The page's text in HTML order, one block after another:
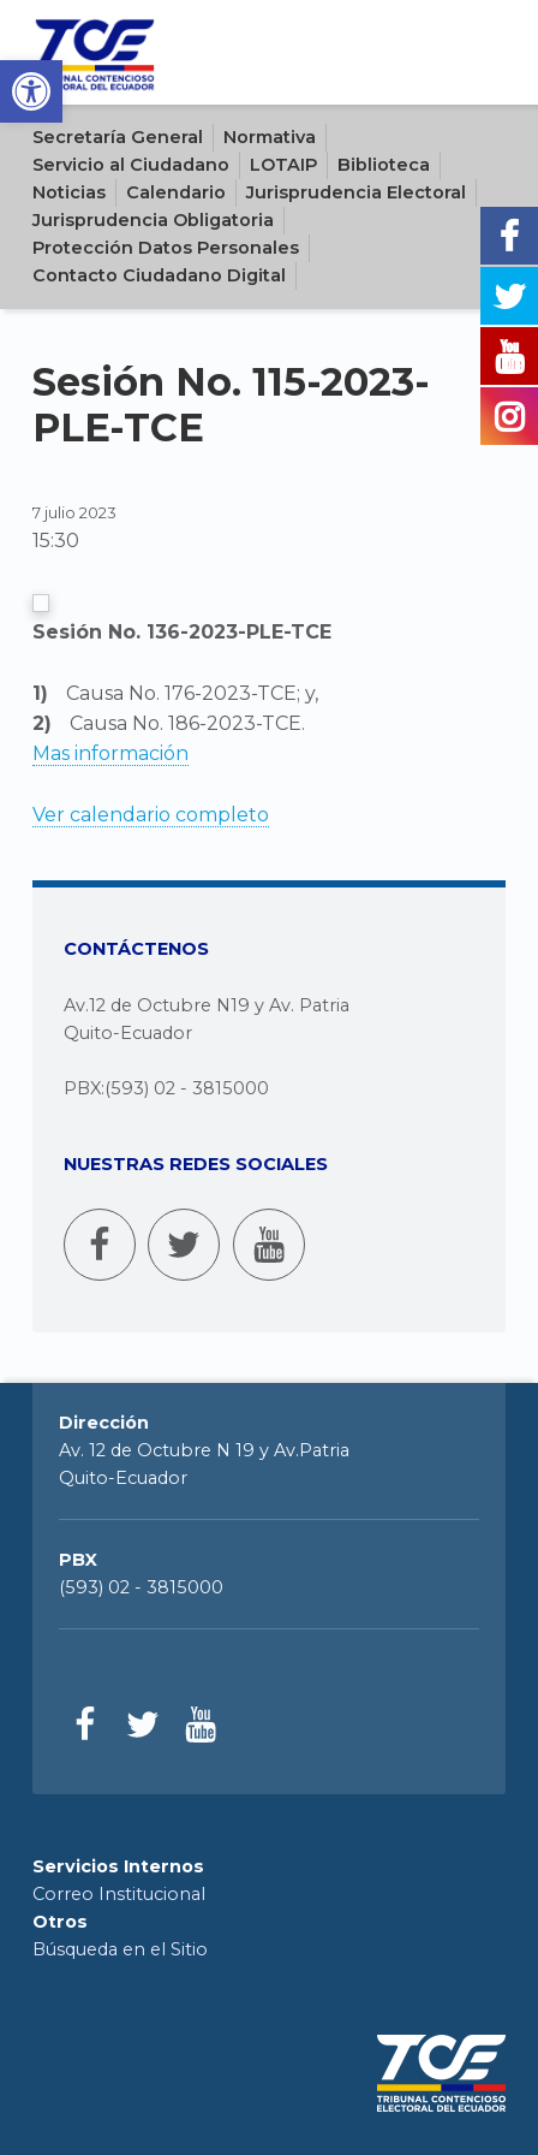
Open toolbar
Sitio oficial del Tribunal Contencioso Electoral del Ecuador
Secretaría General
Normativa
Servicio al Ciudadano
LOTAIP
Biblioteca
Noticias
Calendario
Jurisprudencia Electoral
Jurisprudencia Obligatoria
Protección Datos Personales
Contacto Ciudadano Digital
Sesión No. 115-2023-
PLE-TCE
7 julio 2023
15:30
Sesión No. 136-2023-PLE-TCE
Causa No. 176-2023-TCE; y,
Causa No. 186-2023-TCE.
Mas información
Ver calendario completo
CONTÁCTENOS
Av.12 de Octubre N19 y Av. Patria
Quito-Ecuador
PBX:(593) 02 - 3815000
NUESTRAS REDES SOCIALES
Dirección
Av. 12 de Octubre N 19 y Av.Patria
Quito-Ecuador
PBX
(593) 02 - 3815000
Servicios Internos
Correo Institucional
Otros
Búsqueda en el Sitio